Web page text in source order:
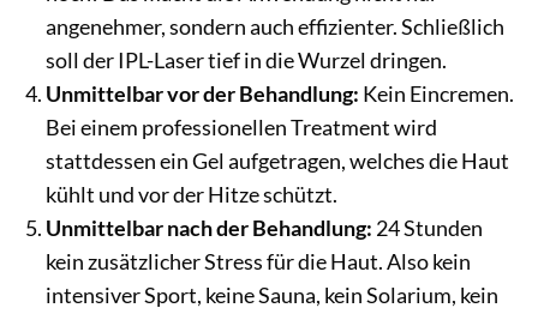
angenehmer, sondern auch effizienter. Schließlich
soll der IPL-Laser tief in die Wurzel dringen.
Unmittelbar vor der Behandlung: Kein Eincremen.
Bei einem professionellen Treatment wird
stattdessen ein Gel aufgetragen, welches die Haut
kühlt und vor der Hitze schützt.
Unmittelbar nach der Behandlung: 24 Stunden
kein zusätzlicher Stress für die Haut. Also kein
intensiver Sport, keine Sauna, kein Solarium, kein